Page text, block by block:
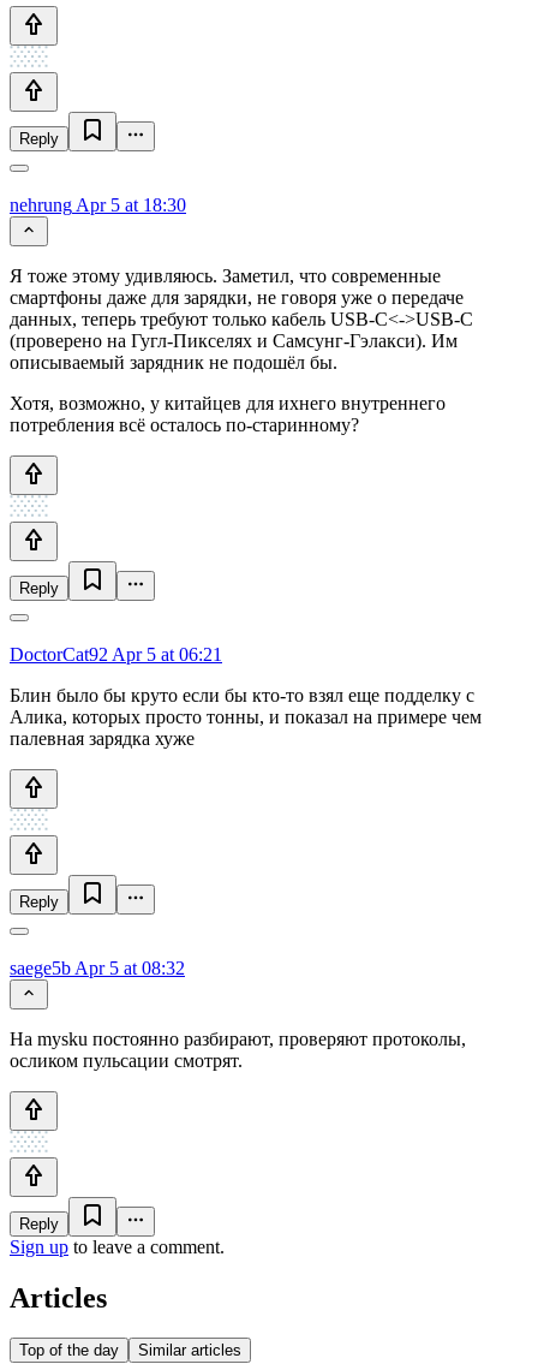
Reply
nehrung Apr 5 at 18:30
Я тоже этому удивляюсь. Заметил, что современные
смартфоны даже для зарядки, не говоря уже о передаче
данных, теперь требуют только кабель USB-C<->USB-C
(проверено на Гугл-Пикселях и Самсунг-Гэлакси). Им
описываемый зарядник не подошёл бы.
Хотя, возможно, у китайцев для ихнего внутреннего
потребления всё осталось по-старинному?
Reply
DoctorCat92 Apr 5 at 06:21
Блин было бы круто если бы кто-то взял еще подделку с
Алика, которых просто тонны, и показал на примере чем
палевная зарядка хуже
Reply
saege5b Apr 5 at 08:32
На mysku постоянно разбирают, проверяют протоколы,
осликом пульсации смотрят.
Reply
Sign up to leave a comment.
Articles
Top of the day Similar articles